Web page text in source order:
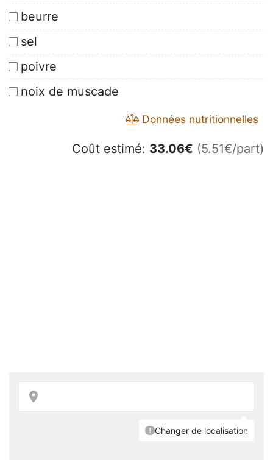
beurre
sel
poivre
noix de muscade
Données nutritionnelles
Coût estimé: 33.06€ (5.51€/part)